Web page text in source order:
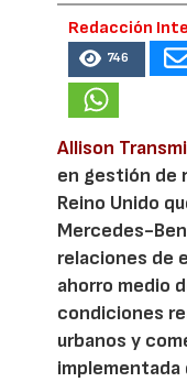
Redacción
746
Allison
en gestión de
Reino Unido
Mercedes-
relaciones de
ahorro medio
condiciones
urbanos y
implementada